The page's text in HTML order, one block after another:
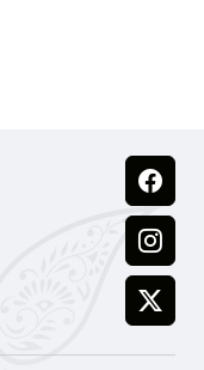
Facebook
Instagram